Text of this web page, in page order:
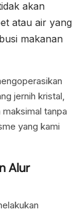
akan
atau air yang
makanan
jernih kristal,
tanpa
yang kami
Alur